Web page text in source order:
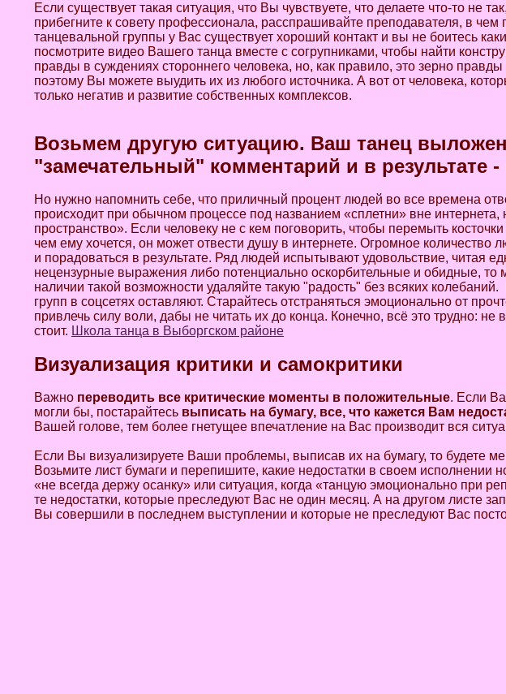
Если существует такая ситуация, что Вы чувствуете, что делаете что-то не
прибегните к совету профессионала, расспрашивайте преподавателя, в
танцевальной группы у Вас существует хороший контакт и вы не боитесь
посмотрите видео Вашего танца вместе с согрупниками, чтобы найти
правды в суждениях стороннего человека, но, как правило, это зерно
поэтому Вы можете выудить их из любого источника. А вот от человека,
только негатив и развитие собственных комплексов.
Возьмем другую ситуацию. Ваш танец
"замечательный" комментарий и в результате
Но нужно напомнить себе, что приличный процент людей во все времена
происходит при обычном процессе под названием «сплетни» вне интернета,
пространство». Если человеку не с кем поговорить, чтобы перемыть
чем ему хочется, он может отвести душу в интернете. Огромное количество
и порадоваться в результате. Ряд людей испытывают удовольствие, читая
нецензурные выражения либо потенциально оскорбительные и обидные, то
наличии такой возможности удаляйте такую "радость" без всяких
групп в соцсетях оставляют. Старайтесь отстраняться эмоционально от
привлечь силу воли, дабы не читать их до конца. Конечно, всё это трудно:
стоит. Школа танца в Выборгском районе
Визуализация критики и самокритики
Важно переводить все критические моменты в положительные. Если
могли бы, постарайтесь выписать на бумагу, все, что кажется Вам
Вашей голове, тем более гнетущее впечатление на Вас производит вся
Если Вы визуализируете Ваши проблемы, выписав их на бумагу, то будете
Возьмите лист бумаги и перепишите, какие недостатки в своем
«не всегда держу осанку» или ситуация, когда «танцую эмоционально при
те недостатки, которые преследуют Вас не один месяц. А на другом листе
Вы совершили в последнем выступлении и которые не преследуют Вас